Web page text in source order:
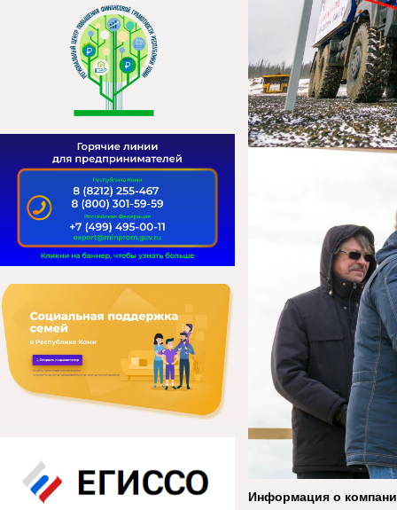
Информация о